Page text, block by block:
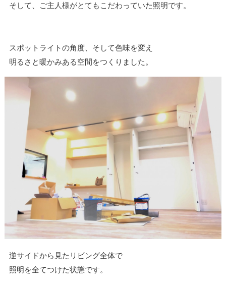
そして、ご主人様がとてもこだわっていた照明です。
スポットライトの角度、そして色味を変え
明るさと暖かみある空間をつくりました。
逆サイドから見たリビング全体で
照明を全てつけた状態です。